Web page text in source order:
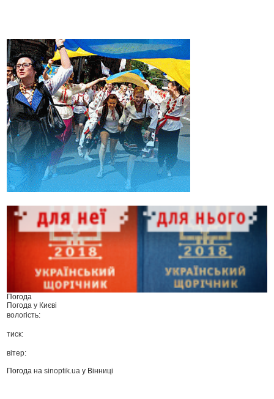
Погода
Погода у Києві
вологість:
тиск:
вітер:
Погода наsinoptik.ua у Вінниці